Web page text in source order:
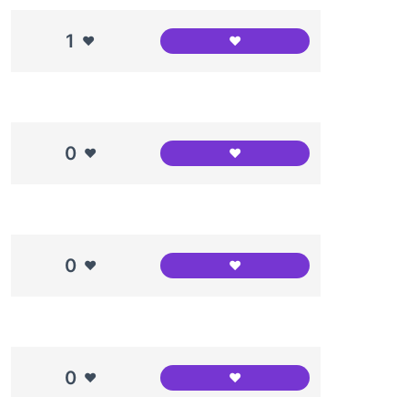
1 ❤️ ❤️Interior del canòdrom
0 ❤️ ❤️Entrevista al Jesús
0 ❤️ ❤️Canòdrom en construcció
0 ❤️ ❤️Canodróm Meridiana